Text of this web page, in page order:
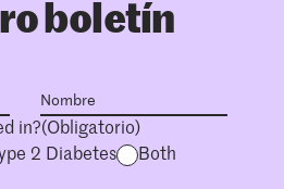
boletín
in?(Obligatorio)
2 Diabetes Both